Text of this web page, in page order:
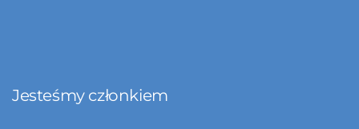
Jesteśmy członkiem